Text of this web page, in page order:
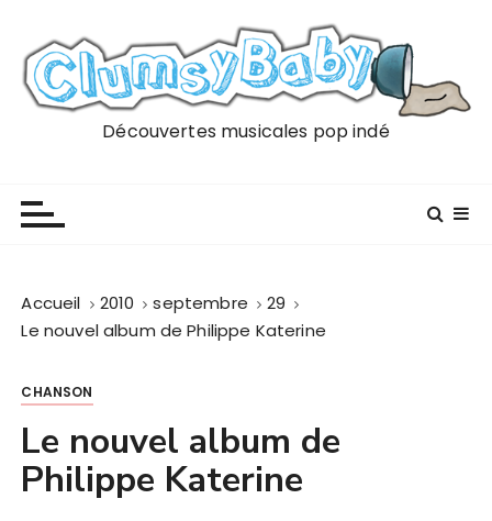
Découvertes musicales pop indé
Accueil 2010 septembre
29
Le nouvel album de Philippe Katerine
CHANSON
Le nouvel album de
Philippe Katerine